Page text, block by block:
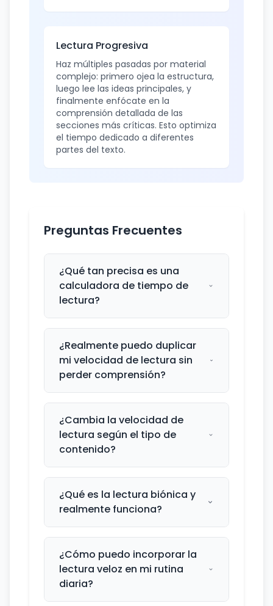
Lectura Progresiva
Haz múltiples pasadas por material
complejo: primero ojea la estructura,
luego lee las ideas principales, y
finalmente enfócate en la
comprensión detallada de las
secciones más críticas. Esto optimiza
el tiempo dedicado a diferentes
partes del texto.
Preguntas Frecuentes
¿Qué tan precisa es una
calculadora de tiempo de
lectura?
¿Realmente puedo duplicar
mi velocidad de lectura sin
perder comprensión?
¿Cambia la velocidad de
lectura según el tipo de
contenido?
¿Qué es la lectura biónica y
realmente funciona?
¿Cómo puedo incorporar la
lectura veloz en mi rutina
diaria?